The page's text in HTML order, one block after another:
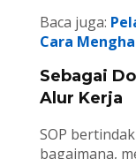
Baca juga:
Cara
Sebagai
Alur Kerja
SOP
bagaimana,